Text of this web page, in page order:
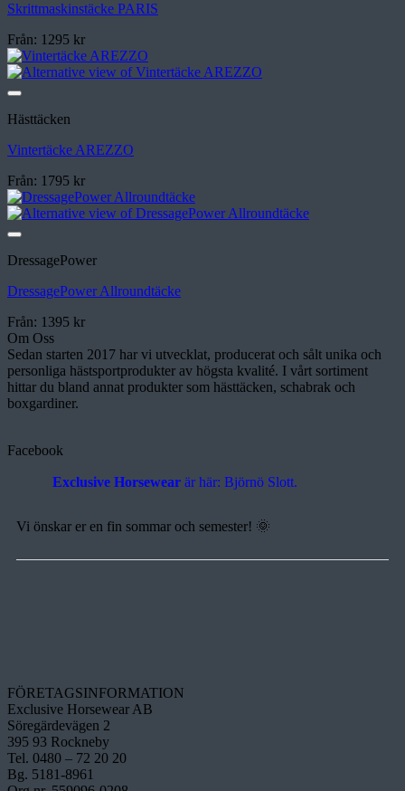
Skrittmaskinstäcke PARIS
Från: 1295 kr
Hästtäcken
Vintertäcke AREZZO
Från: 1795 kr
DressagePower
DressagePower Allroundtäcke
Från: 1395 kr
Om Oss
Sedan starten 2017 har vi utvecklat, producerat och sålt unika och
personliga hästsportprodukter av högsta kvalité. I vårt sortiment
hittar du bland annat produkter som hästtäcken, schabrak och
boxgardiner.
Facebook
Exclusive Horsewear är här: Björnö Slott.
Vi önskar er en fin sommar och semester! 🌞
FÖRETAGSINFORMATION
Exclusive Horsewear AB
Söregärdevägen 2
395 93 Rockneby
Tel. 0480 – 72 20 20
Bg. 5181-8961